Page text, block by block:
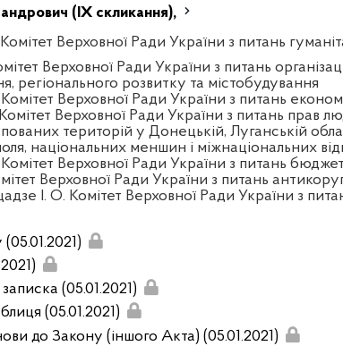
(IX скликання),
Верховної Ради України з питань
Верховної Ради України з питань
регіонального розвитку та містобудування
Верховної Ради України з питань
Верховної Ради України з питань прав
територій у Донецькій, Луганській
національних меншин і міжнаціональних
Верховної Ради України з питань
Верховної Ради України з питань
І. О. Комітет Верховної Ради України з
(05.01.2021)
(05.01.2021)
до Закону (іншого Акта) (05.01.2021)